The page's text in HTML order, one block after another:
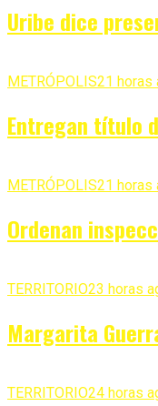
Uribe dice
METRÓPOLIS21 horas
Entregan título
METRÓPOLIS21 horas
Ordenan
TERRITORIO23 horas
Margarita
TERRITORIO24 horas